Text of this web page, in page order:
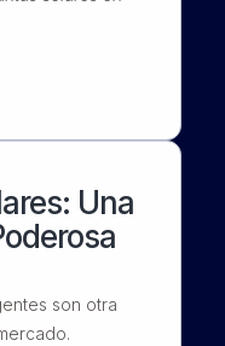
Una
son otra